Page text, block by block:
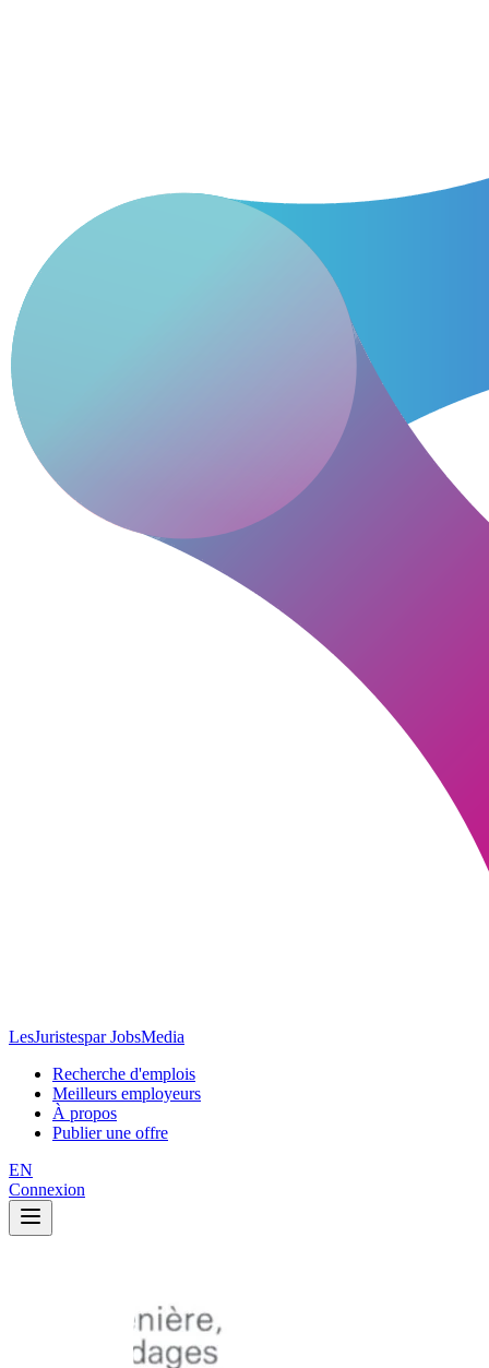
LesJuristespar JobsMedia
Recherche d'emplois
Meilleurs employeurs
À propos
Publier une offre
EN
Connexion